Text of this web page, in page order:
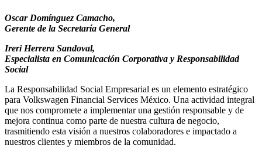
Oscar Domínguez Camacho,
Gerente de la Secretaría General
Ireri Herrera Sandoval,
Especialista en Comunicación Corporativa y Responsabilidad
Social
La Responsabilidad Social Empresarial es un elemento estratégico
para Volkswagen Financial Services México. Una actividad integral
que nos compromete a implementar una gestión responsable y de
mejora continua como parte de nuestra cultura de negocio,
trasmitiendo esta visión a nuestros colaboradores e impactado a
nuestros clientes y miembros de la comunidad.